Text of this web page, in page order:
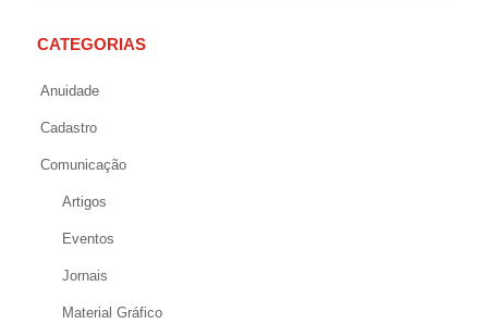
CATEGORIAS
Anuidade
Cadastro
Comunicação
Artigos
Eventos
Jornais
Material Gráfico